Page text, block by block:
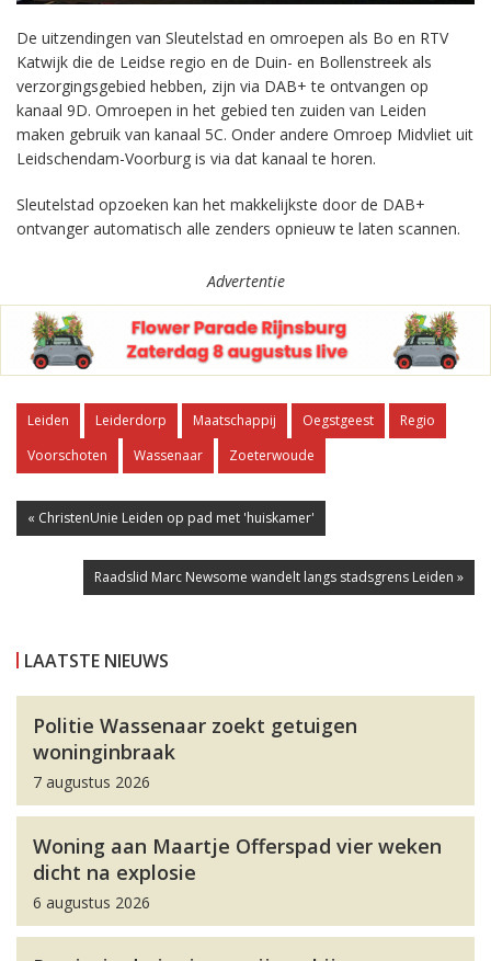
De uitzendingen van Sleutelstad en omroepen als Bo en RTV
Katwijk die de Leidse regio en de Duin- en Bollenstreek als
verzorgingsgebied hebben, zijn via DAB+ te ontvangen op
kanaal 9D. Omroepen in het gebied ten zuiden van Leiden
maken gebruik van kanaal 5C. Onder andere Omroep Midvliet uit
Leidschendam-Voorburg is via dat kanaal te horen.
Sleutelstad opzoeken kan het makkelijkste door de DAB+
ontvanger automatisch alle zenders opnieuw te laten scannen.
Advertentie
Leiden Leiderdorp Maatschappij Oegstgeest
Regio
Voorschoten
Wassenaar Zoeterwoude
« ChristenUnie Leiden op pad met 'huiskamer'
Raadslid Marc Newsome wandelt langs stadsgrens Leiden »
LAATSTE NIEUWS
Politie Wassenaar zoekt getuigen
woninginbraak
7 augustus 2026
Woning aan Maartje Offerspad vier weken
dicht na explosie
6 augustus 2026